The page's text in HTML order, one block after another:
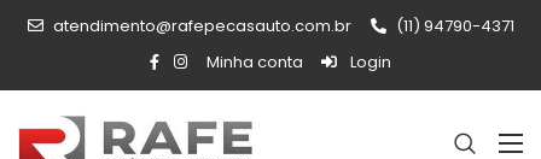
atendimento@rafepecasauto.com.br
(11) 94790-4371
Minha conta
Login